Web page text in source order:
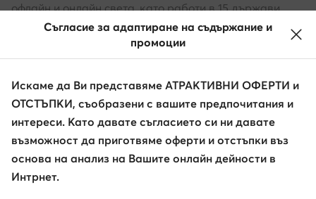
офлайн и онлайн света, като работи в 15 държави.
Магазините на обувки.bg се намират в 49 локации в
България и в чужбина, включително в Чехия, Румъния,
както и в Латвия и Словакия. Бъдете още по-близо
до топ марките с obuvki.bg.
Съгласие за адаптиране на съдържание и
промоции
Искаме да Ви представяме АТРАКТИВНИ ОФЕРТИ и
ОТСТЪПКИ, съобразени с вашите предпочитания и
интереси. Като давате съгласието си ни давате
възможност да приготвяме оферти и отстъпки въз
основа на анализ на Вашите онлайн дейности в
Интрнет.